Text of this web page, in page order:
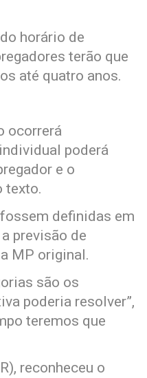
horário de
terão que
até quatro anos.
ocorrerá
poderá
e o
texto.
definidas em
previsão de
MP original.
são os
poderia resolver”,
teremos que
reconheceu o